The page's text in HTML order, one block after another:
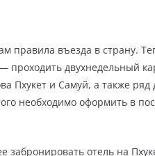
правила въезда в страну.
проходить двухнедельный
Пхукет и Самуй, а также ряд
необходимо оформить в
отель на